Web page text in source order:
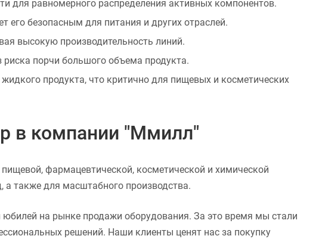
для равномерного распределения активных компонентов.
его безопасным для питания и других отраслей.
высокую производительность линий.
порчи большого объема продукта.
продукта, что критично для пищевых и косметических
в компании "Ммилл"
фармацевтической, косметической и химической
также для масштабного производства.
на рынке продажи оборудования. За это время мы стали
решений. Наши клиенты ценят нас за покупку